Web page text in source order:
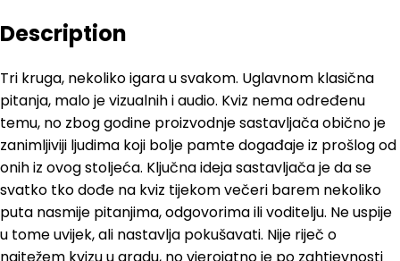
Description
Tri kruga, nekoliko igara u svakom. Uglavnom klasična
pitanja, malo je vizualnih i audio. Kviz nema određenu
temu, no zbog godine proizvodnje sastavljača obično je
zanimljiviji ljudima koji bolje pamte događaje iz prošlog od
onih iz ovog stoljeća. Ključna ideja sastavljača je da se
svatko tko dođe na kviz tijekom večeri barem nekoliko
puta nasmije pitanjima, odgovorima ili voditelju. Ne uspije
u tome uvijek, ali nastavlja pokušavati. Nije riječ o
najtežem kvizu u gradu, no vjerojatno je po zahtjevnosti